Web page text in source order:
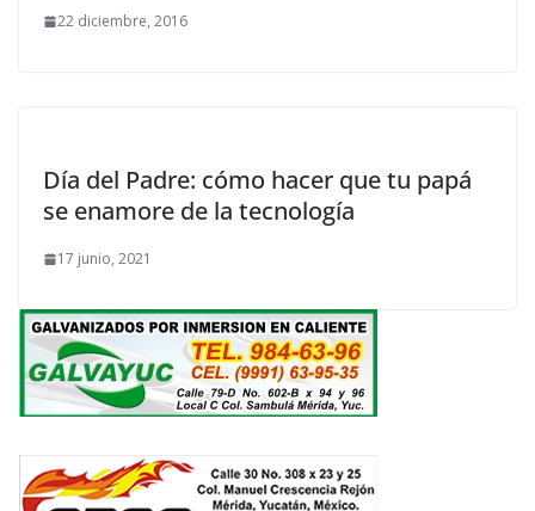
22 diciembre, 2016
Día del Padre: cómo hacer que tu papá
se enamore de la tecnología
17 junio, 2021